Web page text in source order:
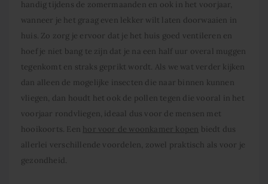
handig tijdens de zomermaanden en ook in het voorjaar,
wanneer je het graag even lekker wilt laten doorwaaien in
huis. Zo zorg je ervoor dat je het huis goed ventileren en
hoef je niet bang te zijn dat je na een half uur overal muggen
tegenkomt en straks geprikt wordt. Als we wat verder kijken
dan alleen de mogelijke insecten die naar binnen kunnen
vliegen, dan houdt het ook de pollen tegen die vooral in het
voorjaar rondvliegen, ideaal dus voor de mensen met
hooikoorts. Een hor voor de woonkamer kopen biedt dus
allerlei verschillende voordelen, zowel praktisch als voor je
gezondheid.